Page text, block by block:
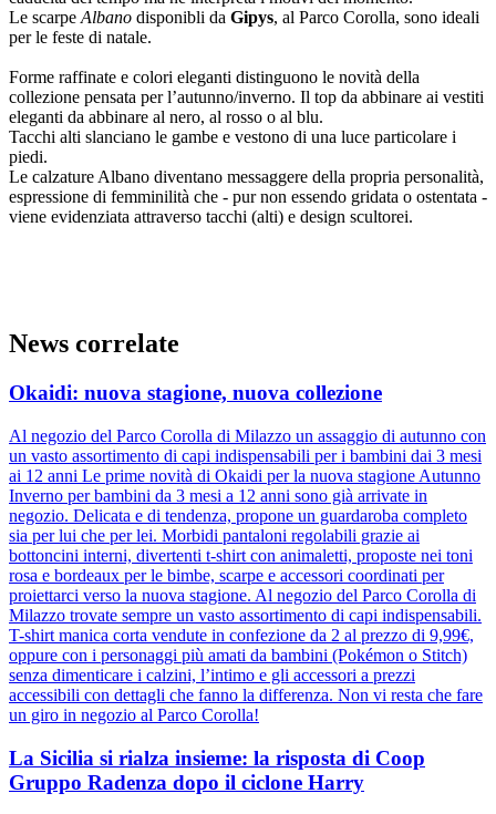
Le scarpeAlbano disponibli da Gipys, al Parco Corolla, sono ideali
per le feste di natale.
Forme raffinate e colori eleganti distinguono le novità della
collezione pensata per l’autunno/inverno. Il top da abbinare ai vestiti
eleganti da abbinare al nero, al rosso o al blu.
Tacchi alti slanciano le gambe e vestono di una luce particolare i
piedi.
Le calzature Albano diventano messaggere della propria personalità,
espressione di femminilità che - pur non essendo gridata o ostentata -
viene evidenziata attraverso tacchi (alti) e design scultorei.
News correlate
Okaidi: nuova stagione, nuova collezione
Al negozio del Parco Corolla di Milazzo un assaggio di autunno con
un vasto assortimento di capi indispensabili per i bambini dai 3 mesi
ai 12 anni Le prime novità di Okaidi per la nuova stagione Autunno
Inverno per bambini da 3 mesi a 12 anni sono già arrivate in
negozio. Delicata e di tendenza, propone un guardaroba completo
sia per lui che per lei. Morbidi pantaloni regolabili grazie ai
bottoncini interni, divertenti t-shirt con animaletti, proposte nei toni
rosa e bordeaux per le bimbe, scarpe e accessori coordinati per
proiettarci verso la nuova stagione. Al negozio del Parco Corolla di
Milazzo trovate sempre un vasto assortimento di capi indispensabili.
T-shirt manica corta vendute in confezione da 2 al prezzo di 9,99€,
oppure con i personaggi più amati da bambini (Pokémon o Stitch)
senza dimenticare i calzini, l’intimo e gli accessori a prezzi
accessibili con dettagli che fanno la differenza. Non vi resta che fare
un giro in negozio al Parco Corolla!
La Sicilia si rialza insieme: la risposta di Coop
Gruppo Radenza dopo il ciclone Harry